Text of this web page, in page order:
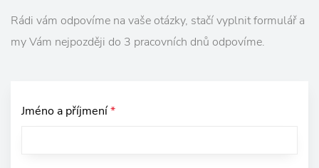
Rádi vám odpovíme na vaše otázky, stačí vyplnit formulář a
my Vám nejpozději do 3 pracovních dnů odpovíme.
Jméno a příjmení*